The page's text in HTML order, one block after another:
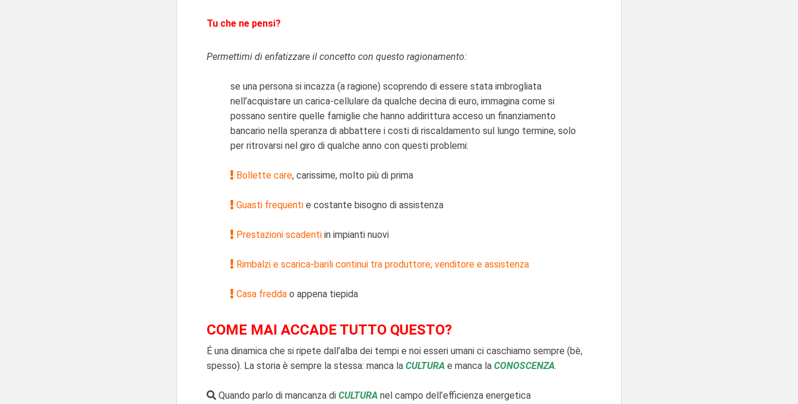
Tu che ne pensi?
Permettimi di enfatizzare il concetto con questo ragionamento:
se una persona si incazza (a ragione) scoprendo di essere stata imbrogliata
nell’acquistare un carica-cellulare da qualche decina di euro, immagina come si
possano sentire quelle famiglie che hanno addirittura acceso un finanziamento
bancario nella speranza di abbattere i costi di riscaldamento sul lungo termine, solo
per ritrovarsi nel giro di qualche anno con questi problemi:
Bollette care, carissime, molto più di prima
Guasti frequenti e costante bisogno di assistenza
Prestazioni scadenti in impianti nuovi
Rimbalzi e scarica-barili continui tra produttore, venditore e assistenza
Casa fredda o appena tiepida
COME MAI ACCADE TUTTO QUESTO?
É una dinamica che si ripete dall’alba dei tempi e noi esseri umani ci caschiamo sempre (bè,
spesso). La storia è sempre la stessa: manca la CULTURA e manca la CONOSCENZA.
Quando parlo di mancanza di CULTURA nel campo dell’efficienza energetica